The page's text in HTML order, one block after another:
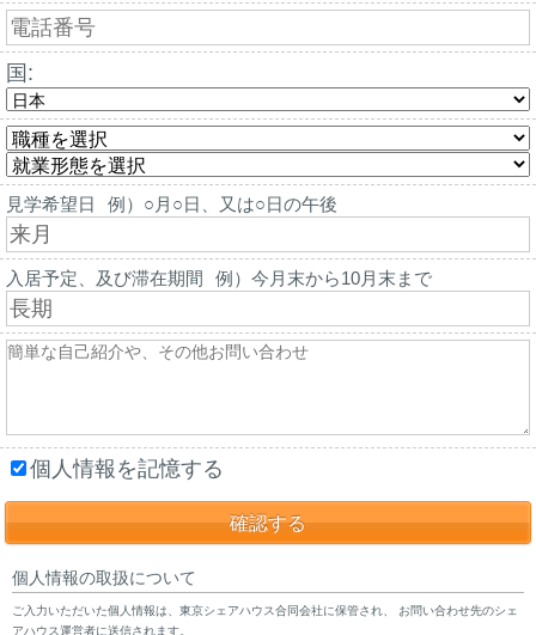
国:
見学希望日 例）○月○日、又は○日の午後
入居予定、及び滞在期間 例）今月末から10月末まで
個人情報を記憶する
個人情報の取扱について
ご入力いただいた個人情報は、東京シェアハウス合同会社に保管され、 お問い合わせ先のシェ
アハウス運営者に送信されます。